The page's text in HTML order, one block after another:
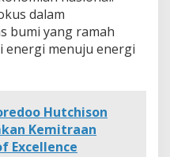
dalam
bumi yang ramah
energi menuju energi
Hutchison
Kemitraan
Excellence